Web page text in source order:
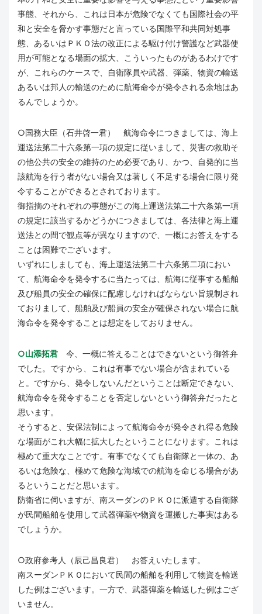
事態、それから、これは日本が危険でなくても国際社会の平
和と安全を脅かす事態だと言っている国際平和共同対処事
態、あるいはＰＫＯ法の改正による駆け付け警護など武器使
用が可能となる場面の拡大、こういったものがあるわけです
が、これらのケースで、自衛隊員や武器、弾薬、物資の輸送
あるいは邦人の輸送のために航海命令が発令される余地はあ
るんでしょうか。
○国務大臣（石井啓一君） 航海命令につきましては、海上
運送法第二十六条第一項の規定に従いまして、災害の救助そ
の他公共の安全の維持のため必要であり、かつ、自発的に当
該航海を行う者がない場合又は著しく不足する場合に限り発
令することができるとされております。
御指摘のそれぞれの事態がこの海上運送法第二十六条第一項
の規定に該当するかどうかにつきましては、各法律と海上運
送法との間で観点等が異なりますので、一概にお答えをする
ことは困難でございます。
いずれにしましても、海上運送法第二十六条第二項におい
て、航海命令を発令するに当たっては、航海に従事する船舶
及び船員の安全の確保に配慮しなければならない旨規制され
ておりまして、船舶及び船員の安全が確保されない場合に航
海命令を発令することは想定をしておりません。
○山添拓君 今、一概に答えることはできないという御答弁
でした。ですから、これは有事でない場合が含まれている
と。ですから、発令しないんだということは断定できない、
航海命令を発令することを否定しないという御答弁だったと
思います。
そうすると、安保法制によって航海命令が発令され得る危険
な場面がこれ大幅に拡大したということになります。これは
極めて重大なことです。有事でなくても自衛隊と一体の、あ
るいは危険な、極めて危険な海域での航海を命じる場合があ
るということだと思います。
防衛省に伺いますが、南スーダンのＰＫＯに派遣する自衛隊
が民間船舶を使用して武器弾薬や物資を運搬した事実はある
でしょうか。
○政府参考人（辰己昌良君） お答えいたします。
南スーダンＰＫＯにおいて民間の船舶を利用して物資を輸送
した例はございます。一方で、武器弾薬を輸送した例はござ
いません。